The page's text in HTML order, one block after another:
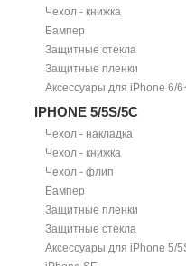
Чехол - книжка
Бампер
Защитные стекла
Защитные пленки
Аксессуары для iPhone 6/
IPHONE 5/5S/5С
Чехол - накладка
Чехол - книжка
Чехол - флип
Бампер
Защитные пленки
Защитные стекла
Аксессуары для iPhone 5/